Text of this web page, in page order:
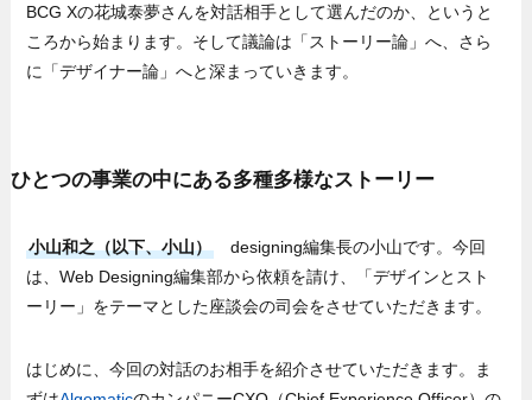
BCG Xの花城泰夢さんを対話相手として選んだのか、というと
ころから始まります。そして議論は「ストーリー論」へ、さら
に「デザイナー論」へと深まっていきます。
ひとつの事業の中にある多種多様なストーリー
小山和之（以下、小山）
designing編集長の小山です。今回
は、Web Designing編集部から依頼を請け、「デザインとスト
ーリー」をテーマとした座談会の司会をさせていただきます。
はじめに、今回の対話のお相手を紹介させていただきます。ま